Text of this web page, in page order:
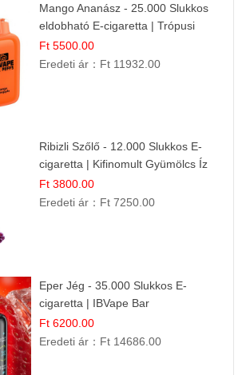
Mango Ananász - 25.000 Slukkos
eldobható E-cigaretta | Trópusi
Ízélmény
Ft 5500.00
Eredeti ár： Ft 11932.00
Ribizli Szőlő - 12.000 Slukkos E-
cigaretta | Kifinomult Gyümölcs Íz
Ft 3800.00
Eredeti ár： Ft 7250.00
Eper Jég - 35.000 Slukkos E-
cigaretta | IBVape Bar
Ft 6200.00
Eredeti ár： Ft 14686.00